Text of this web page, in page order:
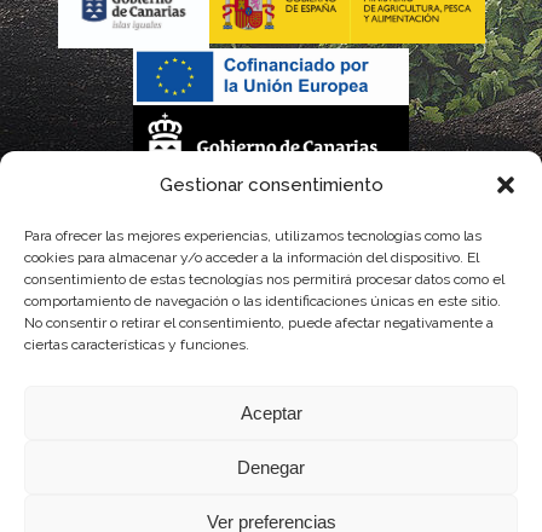
Gestionar consentimiento
Para ofrecer las mejores experiencias, utilizamos tecnologías como las
cookies para almacenar y/o acceder a la información del dispositivo. El
consentimiento de estas tecnologías nos permitirá procesar datos como el
comportamiento de navegación o las identificaciones únicas en este sitio.
No consentir o retirar el consentimiento, puede afectar negativamente a
ciertas características y funciones.
Aceptar
Denegar
Ver preferencias
parcialmente, por el Gobierno de Canarias
con fondos provenientes del presupuesto de gastos del Instituto Canario de
Calidad Agroalimentaria